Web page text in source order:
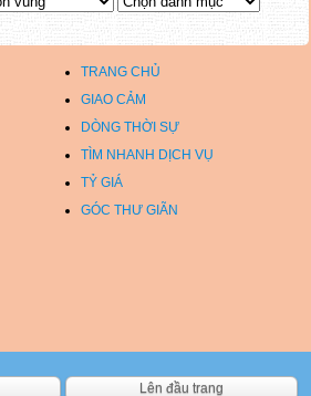
TRANG CHỦ
GIAO CẢM
DÒNG THỜI SỰ
TÌM NHANH DỊCH VỤ
TỶ GIÁ
GÓC THƯ GIÃN
Lên đầu trang